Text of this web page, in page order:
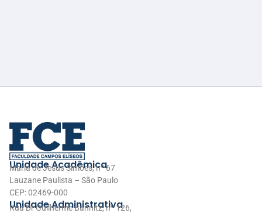
Unidade Acadêmica
Maria de Jesus Simões, nº 67
Lauzane Paulista – São Paulo
CEP: 02469-000
Unidade Administrativa
Rua Dr Guilherme Bannitz, nº 126,